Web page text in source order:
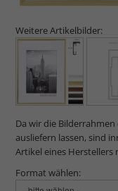
Weitere Artikelbilder:
Da wir die
ausliefern lassen, sind
Artikel eines Herstellers
Format wählen: